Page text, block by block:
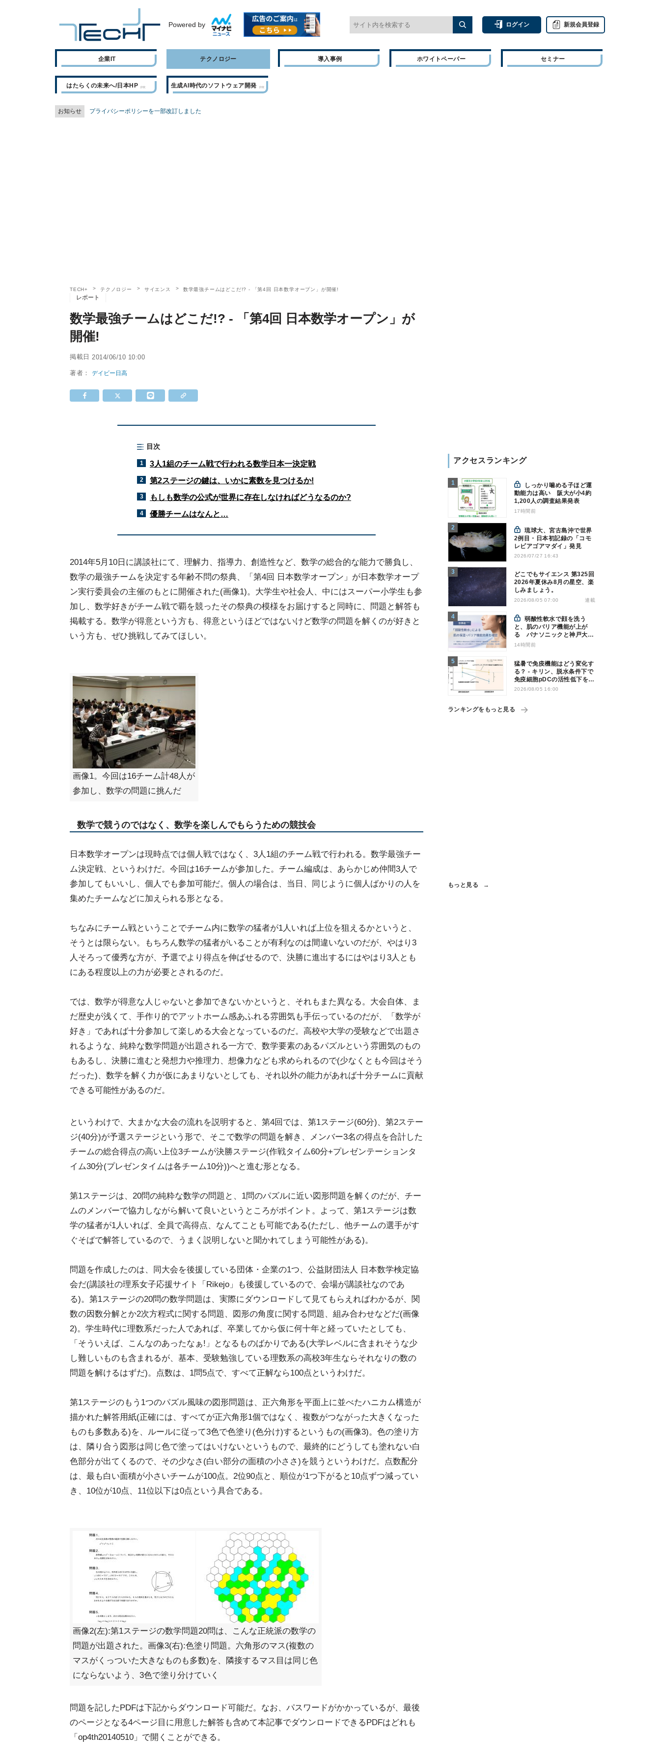
Powered by ログイン 新規会員登録
企業IT テクノロジー 導入事例 ホワイトペーパー セミナー
はたらくの未来へ/日本HP 生成AI時代のソフトウェア開発
お知らせ プライバシーポリシーを一部改訂しました
TECH+ テクノロジー サイエンス 数学最強チームはどこだ!? - 「第4回 日本数学オープン」が開催!
レポート
数学最強チームはどこだ!? - 「第4回 日本数学オープン」が
開催!
掲載日 2014/06/10 10:00
著者：デイビー日高
目次
1 3人1組のチーム戦で行われる数学日本一決定戦
2 第2ステージの鍵は、いかに素数を見つけるか!
3 もしも数学の公式が世界に存在しなければどうなるのか?
4 優勝チームはなんと…
2014年5月10日に講談社にて、理解力、指導力、創造性など、数学の総合的な能力で勝負し、
数学の最強チームを決定する年齢不問の祭典、「第4回 日本数学オープン」が日本数学オープ
ン実行委員会の主催のもとに開催された(画像1)。大学生や社会人、中にはスーパー小学生も参
加し、数学好きがチーム戦で覇を競ったその祭典の模様をお届けすると同時に、問題と解答も
掲載する。数学が得意という方も、得意というほどではないけど数学の問題を解くのが好きと
いう方も、ぜひ挑戦してみてほしい。
画像1。今回は16チーム計48人が
参加し、数学の問題に挑んだ
数学で競うのではなく、数学を楽しんでもらうための競技会
日本数学オープンは現時点では個人戦ではなく、3人1組のチーム戦で行われる。数学最強チー
ム決定戦、というわけだ。今回は16チームが参加した。チーム編成は、あらかじめ仲間3人で
参加してもいいし、個人でも参加可能だ。個人の場合は、当日、同じように個人ばかりの人を
集めたチームなどに加えられる形となる。
ちなみにチーム戦ということでチーム内に数学の猛者が1人いれば上位を狙えるかというと、
そうとは限らない。もちろん数学の猛者がいることが有利なのは間違いないのだが、やはり3
人そろって優秀な方が、予選でより得点を伸ばせるので、決勝に進出するにはやはり3人とも
にある程度以上の力が必要とされるのだ。
では、数学が得意な人じゃないと参加できないかというと、それもまた異なる。大会自体、ま
だ歴史が浅くて、手作り的でアットホーム感あふれる雰囲気も手伝っているのだが、「数学が
好き」であれば十分参加して楽しめる大会となっているのだ。高校や大学の受験などで出題さ
れるような、純粋な数学問題が出題される一方で、数学要素のあるパズルという雰囲気のもの
もあるし、決勝に進むと発想力や推理力、想像力なども求められるので(少なくとも今回はそう
だった)、数学を解く力が仮にあまりないとしても、それ以外の能力があれば十分チームに貢献
できる可能性があるのだ。
というわけで、大まかな大会の流れを説明すると、第4回では、第1ステージ(60分)、第2ステー
ジ(40分)が予選ステージという形で、そこで数学の問題を解き、メンバー3名の得点を合計した
チームの総合得点の高い上位3チームが決勝ステージ(作戦タイム60分+プレゼンテーションタ
イム30分(プレゼンタイムは各チーム10分))へと進む形となる。
第1ステージは、20問の純粋な数学の問題と、1問のパズルに近い図形問題を解くのだが、チー
ムのメンバーで協力しながら解いて良いというところがポイント。よって、第1ステージは数
学の猛者が1人いれば、全員で高得点、なんてことも可能である(ただし、他チームの選手がす
ぐそばで解答しているので、うまく説明しないと聞かれてしまう可能性がある)。
問題を作成したのは、同大会を後援している団体・企業の1つ、公益財団法人 日本数学検定協
会だ(講談社の理系女子応援サイト「Rikejo」も後援しているので、会場が講談社なのであ
る)。第1ステージの20問の数学問題は、実際にダウンロードして見てもらえればわかるが、関
数の因数分解とか2次方程式に関する問題、図形の角度に関する問題、組み合わせなどだ(画像
2)。学生時代に理数系だった人であれば、卒業してから仮に何十年と経っていたとしても、
「そういえば、こんなのあったなぁ!」となるものばかりである(大学レベルに含まれそうな少
し難しいものも含まれるが、基本、受験勉強している理数系の高校3年生ならそれなりの数の
問題を解けるはずだ)。点数は、1問5点で、すべて正解なら100点というわけだ。
第1ステージのもう1つのパズル風味の図形問題は、正六角形を平面上に並べたハニカム構造が
描かれた解答用紙(正確には、すべてが正六角形1個ではなく、複数がつながった大きくなった
ものも多数ある)を、ルールに従って3色で色塗り(色分け)するというもの(画像3)。色の塗り方
は、隣り合う図形は同じ色で塗ってはいけないというもので、最終的にどうしても塗れない白
色部分が出てくるので、その少なさ(白い部分の面積の小ささ)を競うというわけだ。点数配分
は、最も白い面積が小さいチームが100点。2位90点と、順位が1つ下がると10点ずつ減ってい
き、10位が10点、11位以下は0点という具合である。
画像2(左):第1ステージの数学問題20問は、こんな正統派の数学の
問題が出題された。画像3(右):色塗り問題。六角形のマス(複数の
マスがくっついた大きなものも多数)を、隣接するマス目は同じ色
にならないよう、3色で塗り分けていく
問題を記したPDFは下記からダウンロード可能だ。なお、パスワードがかかっているが、最後
のページとなる4ページ目に用意した解答も含めて本記事でダウンロードできるPDFはどれも
「op4th20140510」で開くことができる。
アクセスランキング
動能力は高い 阪大が小4約
1,200人の調査結果発表
17時間前
琉球大、宮古島沖で世界
2例目・日本初記録の「コモ
レビアゴアマダイ」発見
2026/07/27 16:43
どこでもサイエンス 第325回
2026年夏休み8月の星空、楽
しみましょう。
2026/08/05 07:00 連載
弱酸性軟水で顔を洗う
と、肌のバリア機能が上が
る パナソニックと神戸大が
確認
14時間前
猛暑で免疫機能はどう変化す
る？ - キリン、脱水条件下で
免疫細胞pDCの活性低下を確
認
2026/08/05 16:00
ランキングをもっと見る
もっと見る